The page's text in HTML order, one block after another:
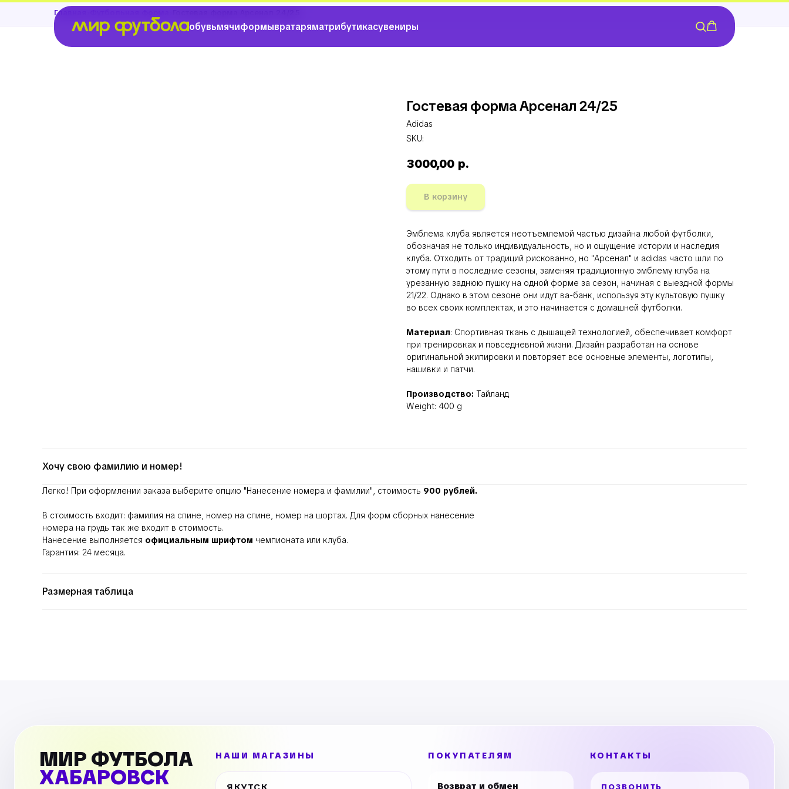
обувьмячиформывратаряматрибутикасувениры
Главная
Гостевая форма Арсенал 24/25
Adidas
SKU:
3000,00 р.
В корзину
Эмблема клуба является неотъемлемой частью дизайна любой футболки,
обозначая не только индивидуальность, но и ощущение истории и наследия
клуба. Отходить от традиций рискованно, но "Арсенал" и adidas часто шли по
этому пути в последние сезоны, заменяя традиционную эмблему клуба на
урезанную заднюю пушку на одной форме за сезон, начиная с выездной формы
21/22. Однако в этом сезоне они идут ва-банк, используя эту культовую пушку
во всех своих комплектах, и это начинается с домашней футболки.
Материал: Спортивная ткань с дышащей технологией, обеспечивает комфорт
при тренировках и повседневной жизни. Дизайн разработан на основе
оригинальной экипировки и повторяет все основные элементы, логотипы,
нашивки и патчи.
Производство: Тайланд
Weight: 400 g
Хочу свою фамилию и номер!
Легко! При оформлении заказа выберите опцию "Нанесение номера и фамилии", стоимость 900 рублей.
В стоимость входит: фамилия на спине, номер на спине, номер на шортах. Для форм сборных нанесение
номера на грудь так же входит в стоимость.
Нанесение выполняется официальным шрифтом чемпионата или клуба.
Гарантия: 24 месяца.
Размерная таблица
МИР ФУТБОЛА
ХАБАРОВСК
НАШИ МАГАЗИНЫ ПОКУПАТЕЛЯМ
Возврат и обмен
КОНТАКТЫ
ПОЗВОНИТЬ